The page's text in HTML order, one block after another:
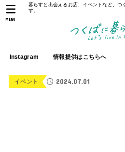
暮らすと出会えるお店、イベントなど、つ
す。
Instagram 情報提供はこちらへ
MENU
イベント 2024.07.01